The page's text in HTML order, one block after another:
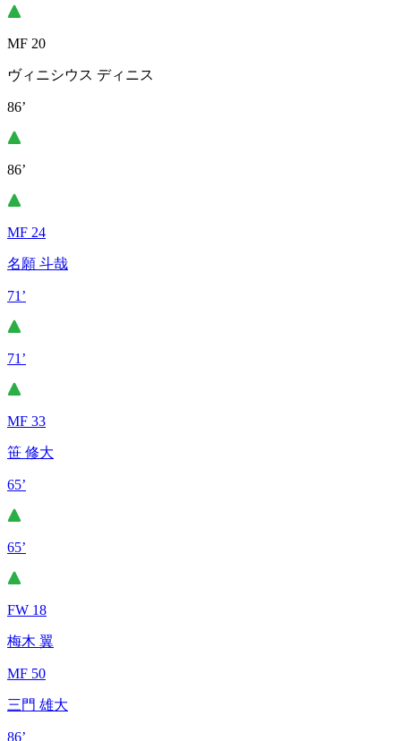
MF 20
ヴィニシウス ディニス
86’
86’
MF 24
名願 斗哉
71’
71’
MF 33
笹 修大
65’
65’
FW 18
梅木 翼
MF 50
三門 雄大
86’